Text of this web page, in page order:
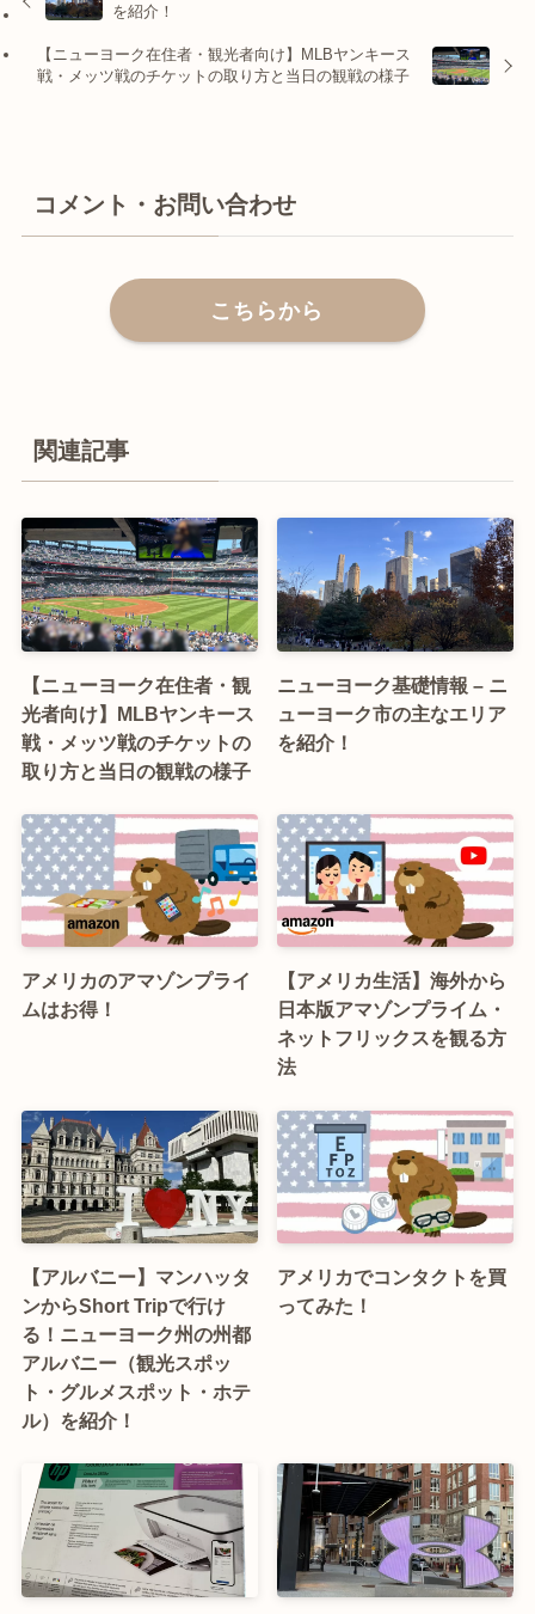
を紹介！
【ニューヨーク在住者・観光者向け】MLBヤンキース
戦・メッツ戦のチケットの取り方と当日の観戦の様子
コメント・お問い合わせ
こちらから
関連記事
【ニューヨーク在住者・観
光者向け】MLBヤンキース
戦・メッツ戦のチケットの
取り方と当日の観戦の様子
ニューヨーク基礎情報 – ニ
ューヨーク市の主なエリア
を紹介！
アメリカのアマゾンプライ
ムはお得！
【アメリカ生活】海外から
日本版アマゾンプライム・
ネットフリックスを観る方
法
【アルバニー】マンハッタ
ンからShort Tripで行け
る！ニューヨーク州の州都
アルバニー（観光スポッ
ト・グルメスポット・ホテ
ル）を紹介！
アメリカでコンタクトを買
ってみた！